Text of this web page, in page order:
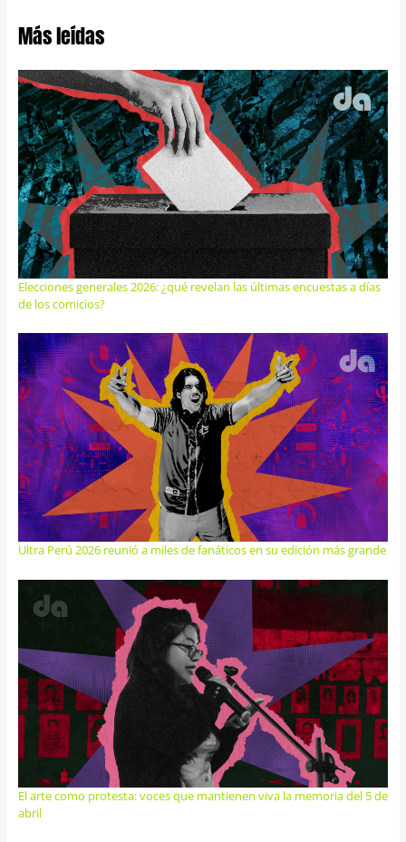
Más leídas
Elecciones generales 2026: ¿qué revelan las últimas encuestas a días
de los comicios?
Ultra Perú 2026 reunió a miles de fanáticos en su edición más grande
El arte como protesta: voces que mantienen viva la memoria del 5 de
abril